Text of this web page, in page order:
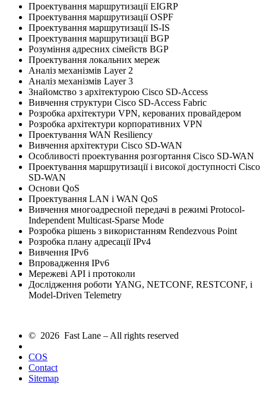
Проектування маршрутизації EIGRP
Проектування маршрутизації OSPF
Проектування маршрутизації IS-IS
Проектування маршрутизації BGP
Розуміння адресних сімейств BGP
Проектування локальних мереж
Аналіз механізмів Layer 2
Аналіз механізмів Layer 3
Знайомство з архітектурою Cisco SD-Access
Вивчення структури Cisco SD-Access Fabric
Розробка архітектури VPN, керованих провайдером
Розробка архітектури корпоративних VPN
Проектування WAN Resiliency
Вивчення архітектури Cisco SD-WAN
Особливості проектування розгортання Cisco SD-WAN
Проектування маршрутизації і високої доступності Cisco
SD-WAN
Основи QoS
Проектування LAN і WAN QoS
Вивчення многоадресной передачі в режимі Protocol-
Independent Multicast-Sparse Mode
Розробка рішень з використанням Rendezvous Point
Розробка плану адресації IPv4
Вивчення IPv6
Впровадження IPv6
Мережеві API і протоколи
Дослідження роботи YANG, NETCONF, RESTCONF, і
Model-Driven Telemetry
© 2026 Fast Lane – All rights reserved
COS
Contact
Sitemap